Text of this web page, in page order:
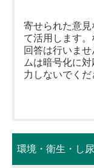
寄せられた意
て活用します
回答は行いま
ムは暗号化に
力しないでくだ
環境・衛生・し